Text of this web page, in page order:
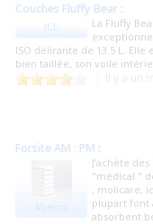
Couches Fluffy Bear :
JCL
La Fluffy
ISO délirante de 13.5 L.
bien taillée, son voile
Forsite AM : PM :
J’achète
"médical "
, molicare,
plupart font
absorbent